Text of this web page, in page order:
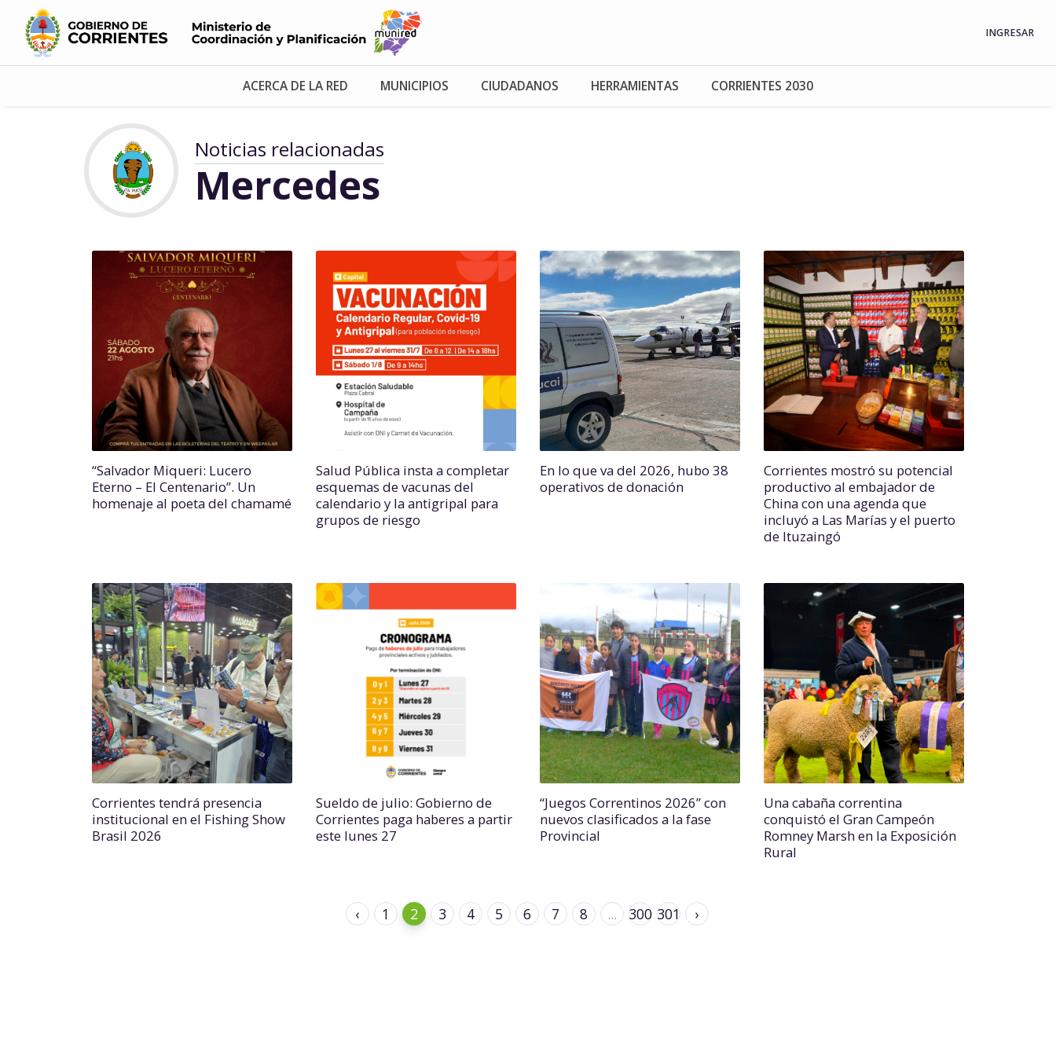
INGRESAR
ACERCA DE LA RED MUNICIPIOS CIUDADANOS HERRAMIENTAS CORRIENTES 2030
Noticias relacionadas
Mercedes
“Salvador Miqueri: Lucero
Eterno – El Centenario”. Un
homenaje al poeta del chamamé
Salud Pública insta a completar
esquemas de vacunas del
calendario y la antigripal para
grupos de riesgo
En lo que va del 2026, hubo 38
operativos de donación
Corrientes mostró su potencial
productivo al embajador de
China con una agenda que
incluyó a Las Marías y el puerto
de Ituzaingó
Corrientes tendrá presencia
institucional en el Fishing Show
Brasil 2026
Sueldo de julio: Gobierno de
Corrientes paga haberes a partir
este lunes 27
“Juegos Correntinos 2026” con
nuevos clasificados a la fase
Provincial
Una cabaña correntina
conquistó el Gran Campeón
Romney Marsh en la Exposición
Rural
‹ 1 2 3 4 5 6 7 8 ... 300 301 ›